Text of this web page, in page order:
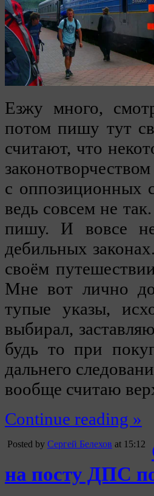
Езжу много,
потом пишу тут
считают, что
с оппозиционных
ведь совсем не
пишу. И вовсе
дебильных
своём
Мне вот лично
тупые указы,
выбирал,
будь то при
дальнего
вообще считаю
Continue reading »
Posted by Сергей Белехов at 15:12
на посту ДПС